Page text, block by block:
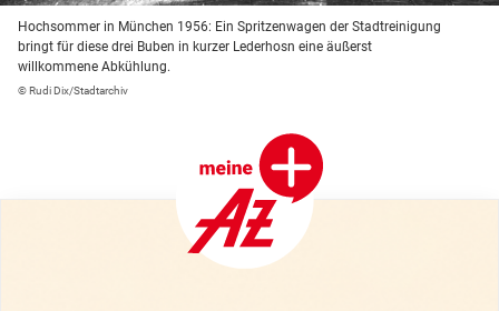
Hochsommer in München 1956: Ein Spritzenwagen der Stadtreinigung
bringt für diese drei Buben in kurzer Lederhosn eine äußerst
willkommene Abkühlung.
© Rudi Dix/Stadtarchiv